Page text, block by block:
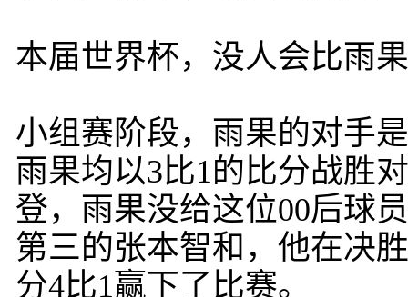
本届世界杯，没人会比雨
小组赛阶段，雨果的对手
雨果均以3比1的比分战胜
登，雨果没给这位00后球
第三的张本智和，他在决
分4比1赢下了比赛。